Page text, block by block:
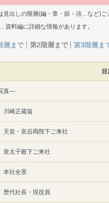
見出しの階層(編・章・節・項…など)ご
資料編に詳細な情報があります。
層まで 第2階層まで 第3階層ま
真―
川崎正蔵翁
天皇・皇后両陛下ご来社
皇太子殿下ご来社
本社全景
歴代社長・現役員